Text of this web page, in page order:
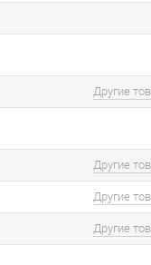
Другие
Другие
Другие
Другие